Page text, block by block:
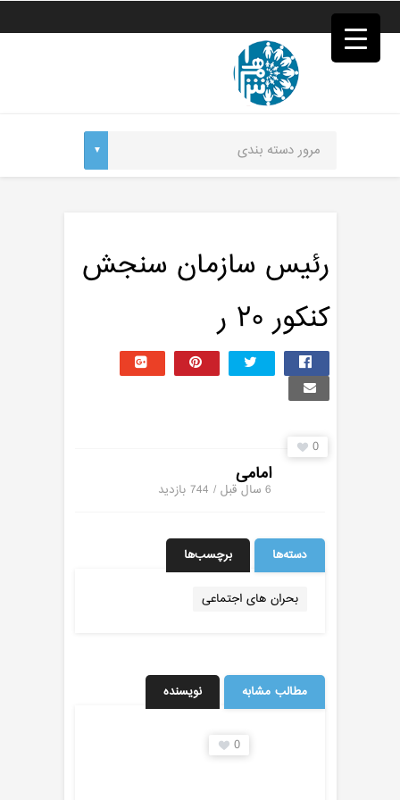
فصد
خون
تهران
️رئیس سازمان سنجش
کنکور ۲۰ ر
0
امامی
6 سال قبل / 744 بازدید
دسته‌ها برچسب‌ها
بحران های اجتماعی
مطالب مشابه نویسنده
0